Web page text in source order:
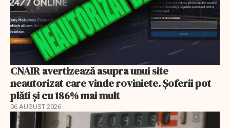
CNAIR avertizează asupra unui site
neautorizat care vinde roviniete. Șoferii pot
plăti și cu 186% mai mult
06 AUGUST 2026